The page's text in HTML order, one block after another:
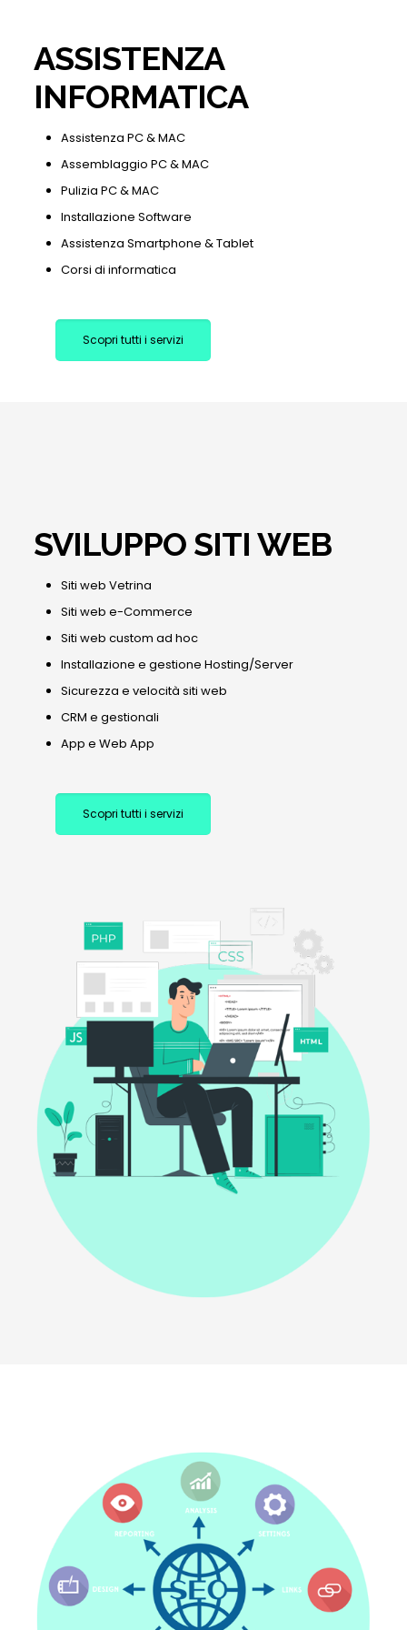
ASSISTENZA
INFORMATICA
Assistenza PC & MAC
Assemblaggio PC & MAC
Pulizia PC & MAC
Installazione Software
Assistenza Smartphone & Tablet
Corsi di informatica
Scopri tutti i servizi
SVILUPPO SITI WEB
Siti web Vetrina
Siti web e-Commerce
Siti web custom ad hoc
Installazione e gestione Hosting/Server
Sicurezza e velocità siti web
CRM e gestionali
App e Web App
Scopri tutti i servizi